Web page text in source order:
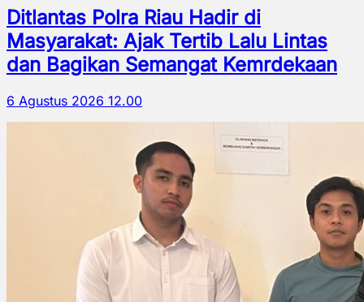
Ditlantas Polra Riau Hadir di
Masyarakat: Ajak Tertib Lalu Lintas
dan Bagikan Semangat Kemrdekaan
6 Agustus 2026 12.00